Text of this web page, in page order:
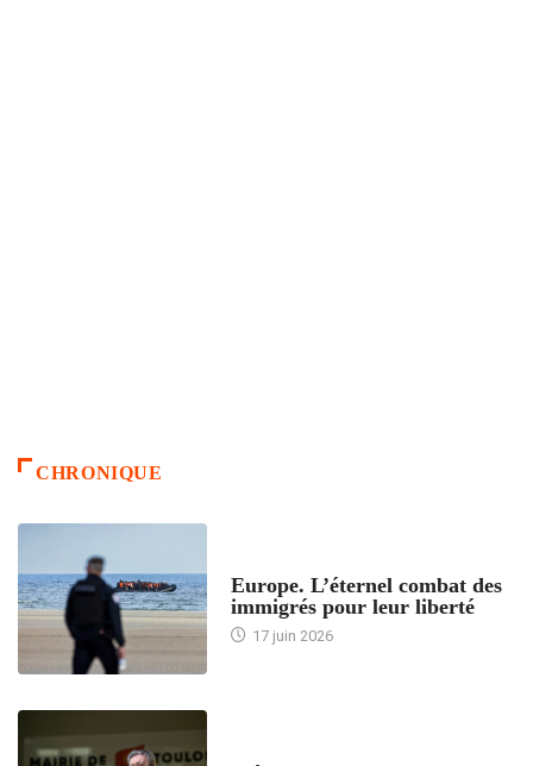
CHRONIQUE
Europe. L’éternel combat des
immigrés pour leur liberté
17 juin 2026